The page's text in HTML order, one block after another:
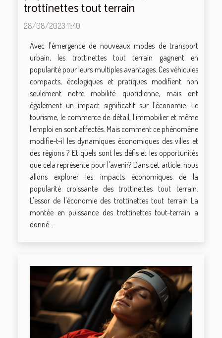
trottinettes tout terrain
28/08/2023 11:40
Avec l'émergence de nouveaux modes de transport
urbain, les trottinettes tout terrain gagnent en
popularité pour leurs multiples avantages. Ces véhicules
compacts, écologiques et pratiques modifient non
seulement notre mobilité quotidienne, mais ont
également un impact significatif sur l'économie. Le
tourisme, le commerce de détail, l'immobilier et même
l'emploi en sont affectés. Mais comment ce phénomène
modifie-t-il les dynamiques économiques des villes et
des régions ? Et quels sont les défis et les opportunités
que cela représente pour l'avenir? Dans cet article, nous
allons explorer les impacts économiques de la
popularité croissante des trottinettes tout terrain.
L'essor de l'économie des trottinettes tout terrain La
montée en puissance des trottinettes tout-terrain a
donné...